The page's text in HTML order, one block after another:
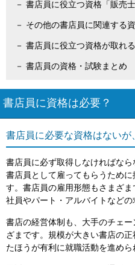
書店員に役立つ資格「販売士
その他の書店員に関連する
書店員に役立つ資格が取れ
書店員の資格・試験まとめ
書店員に資格は必要？
書店員に必要な資格はないが
書店員に必ず取得しなければなら
書店員として雇ってもらうため
す。書店員の雇用形態もさまざ
社員やパート・アルバイトなどの
書店の経営体制も、大手のチェ
ざまです。規模が大きい書店の
たほうが有利に就職活動を進めら